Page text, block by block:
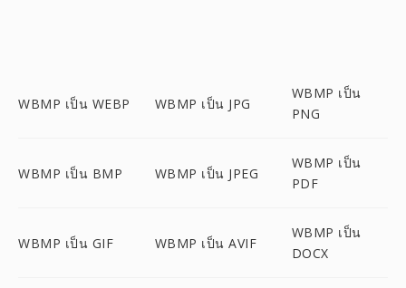
WBMP เป็น WEBP WBMP เป็น JPG
WBMP เป็น
PNG
WBMP เป็น BMP WBMP เป็น JPEG
WBMP เป็น
PDF
WBMP เป็น GIF WBMP เป็น AVIF
WBMP เป็น
DOCX